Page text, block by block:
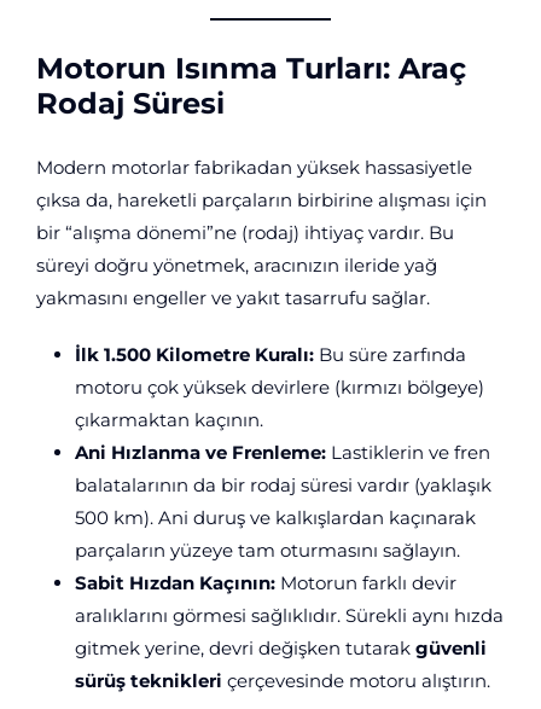
Motorun Isınma Turları: Araç
Rodaj Süresi
Modern motorlar fabrikadan yüksek hassasiyetle
çıksa da, hareketli parçaların birbirine alışması için
bir “alışma dönemi”ne (rodaj) ihtiyaç vardır. Bu
süreyi doğru yönetmek, aracınızın ileride yağ
yakmasını engeller ve yakıt tasarrufu sağlar.
İlk 1.500 Kilometre Kuralı: Bu süre zarfında
motoru çok yüksek devirlere (kırmızı bölgeye)
çıkarmaktan kaçının.
Ani Hızlanma ve Frenleme: Lastiklerin ve fren
balatalarının da bir rodaj süresi vardır (yaklaşık
500 km). Ani duruş ve kalkışlardan kaçınarak
parçaların yüzeye tam oturmasını sağlayın.
Sabit Hızdan Kaçının: Motorun farklı devir
aralıklarını görmesi sağlıklıdır. Sürekli aynı hızda
gitmek yerine, devri değişken tutarak güvenli
sürüş teknikleri çerçevesinde motoru alıştırın.